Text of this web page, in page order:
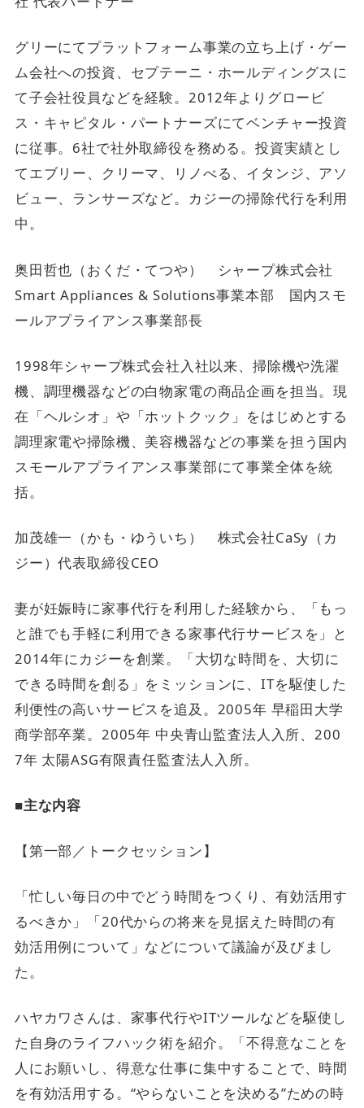
グリーにてプラットフォーム事業の立ち上げ・ゲー
ム会社への投資、セプテーニ・ホールディングスに
て子会社役員などを経験。2012年よりグロービ
ス・キャピタル・パートナーズにてベンチャー投資
に従事。6社で社外取締役を務める。投資実績とし
てエブリー、クリーマ、リノべる、イタンジ、アソ
ビュー、ランサーズなど。カジーの掃除代行を利用
中。
奥田哲也（おくだ・てつや） シャープ株式会社
Smart Appliances & Solutions事業本部 国内スモ
ールアプライアンス事業部長
1998年シャープ株式会社入社以来、掃除機や洗濯
機、調理機器などの白物家電の商品企画を担当。現
在「ヘルシオ」や「ホットクック」をはじめとする
調理家電や掃除機、美容機器などの事業を担う国内
スモールアプライアンス事業部にて事業全体を統
括。
加茂雄一（かも・ゆういち） 株式会社CaSy（カ
ジー）代表取締役CEO
妻が妊娠時に家事代行を利用した経験から、「もっ
と誰でも手軽に利用できる家事代行サービスを」と
2014年にカジーを創業。「大切な時間を、大切に
できる時間を創る」をミッションに、ITを駆使した
利便性の高いサービスを追及。2005年 早稲田大学
商学部卒業。2005年 中央青山監査法人入所、200
7年 太陽ASG有限責任監査法人入所。
■主な内容
【第一部／トークセッション】
「忙しい毎日の中でどう時間をつくり、有効活用す
るべきか」「20代からの将来を見据えた時間の有
効活用例について」などについて議論が及びまし
た。
ハヤカワさんは、家事代行やITツールなどを駆使し
た自身のライフハック術を紹介。「不得意なことを
人にお願いし、得意な仕事に集中することで、時間
を有効活用する。“やらないことを決める”ための時